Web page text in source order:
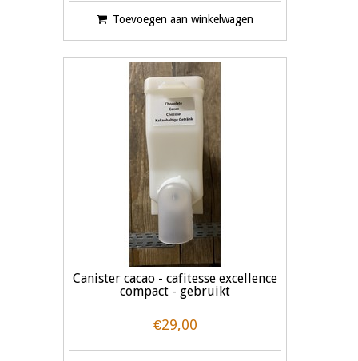
Toevoegen aan winkelwagen
Canister cacao - cafitesse excellence
compact - gebruikt
€29,00